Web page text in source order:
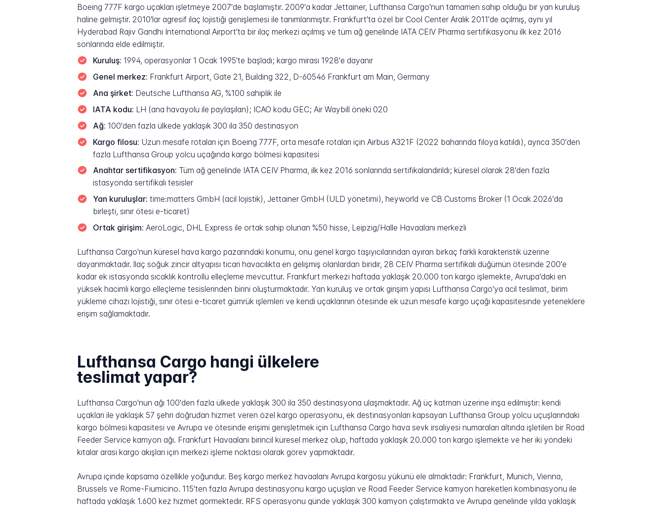
Boeing 777F kargo uçakları işletmeye 2007'de başlamıştır. 2009'a kadar Jettainer, Lufthansa Cargo'nun tamamen sahip olduğu bir yan kuruluş
haline gelmiştir. 2010'lar agresif ilaç lojistiği genişlemesi ile tanımlanmıştır. Frankfurt'ta özel bir Cool Center Aralık 2011'de açılmış, aynı yıl
Hyderabad Rajiv Gandhi International Airport'ta bir ilaç merkezi açılmış ve tüm ağ genelinde IATA CEIV Pharma sertifikasyonu ilk kez 2016
sonlarında elde edilmiştir.
Kuruluş: 1994, operasyonlar 1 Ocak 1995'te başladı; kargo mirası 1928'e dayanır
Genel merkez: Frankfurt Airport, Gate 21, Building 322, D-60546 Frankfurt am Main, Germany
Ana şirket: Deutsche Lufthansa AG, %100 sahiplik ile
IATA kodu: LH (ana havayolu ile paylaşılan); ICAO kodu GEC; Air Waybill öneki 020
Ağ: 100'den fazla ülkede yaklaşık 300 ila 350 destinasyon
Kargo filosu: Uzun mesafe rotaları için Boeing 777F, orta mesafe rotaları için Airbus A321F (2022 baharında filoya katıldı), ayrıca 350'den
fazla Lufthansa Group yolcu uçağında kargo bölmesi kapasitesi
Anahtar sertifikasyon: Tüm ağ genelinde IATA CEIV Pharma, ilk kez 2016 sonlarında sertifikalandırıldı; küresel olarak 28'den fazla
istasyonda sertifikalı tesisler
Yan kuruluşlar: time:matters GmbH (acil lojistik), Jettainer GmbH (ULD yönetimi), heyworld ve CB Customs Broker (1 Ocak 2026'da
birleşti, sınır ötesi e-ticaret)
Ortak girişim: AeroLogic, DHL Express ile ortak sahip olunan %50 hisse, Leipzig/Halle Havaalanı merkezli
Lufthansa Cargo'nun küresel hava kargo pazarındaki konumu, onu genel kargo taşıyıcılarından ayıran birkaç farklı karakteristik üzerine
dayanmaktadır. İlaç soğuk zincir altyapısı ticari havacılıkta en gelişmiş olanlardan biridir, 28 CEIV Pharma sertifikalı düğümün ötesinde 200'e
kadar ek istasyonda sıcaklık kontrollü elleçleme mevcuttur. Frankfurt merkezi haftada yaklaşık 20.000 ton kargo işlemekte, Avrupa'daki en
yüksek hacimli kargo elleçleme tesislerinden birini oluşturmaktadır. Yan kuruluş ve ortak girişim yapısı Lufthansa Cargo'ya acil teslimat, birim
yükleme cihazı lojistiği, sınır ötesi e-ticaret gümrük işlemleri ve kendi uçaklarının ötesinde ek uzun mesafe kargo uçağı kapasitesinde yeteneklere
erişim sağlamaktadır.
Lufthansa Cargo hangi ülkelere
teslimat yapar?
Lufthansa Cargo'nun ağı 100'den fazla ülkede yaklaşık 300 ila 350 destinasyona ulaşmaktadır. Ağ üç katman üzerine inşa edilmiştir: kendi
uçakları ile yaklaşık 57 şehri doğrudan hizmet veren özel kargo operasyonu, ek destinasyonları kapsayan Lufthansa Group yolcu uçuşlarındaki
kargo bölmesi kapasitesi ve Avrupa ve ötesinde erişimi genişletmek için Lufthansa Cargo hava sevk irsaliyesi numaraları altında işletilen bir Road
Feeder Service kamyon ağı. Frankfurt Havaalanı birincil küresel merkez olup, haftada yaklaşık 20.000 ton kargo işlemekte ve her iki yöndeki
kıtalar arası kargo akışları için merkezi işleme noktası olarak görev yapmaktadır.
Avrupa içinde kapsama özellikle yoğundur. Beş kargo merkez havaalanı Avrupa kargosu yükünü ele almaktadır: Frankfurt, Munich, Vienna,
Brussels ve Rome-Fiumicino. 115'ten fazla Avrupa destinasyonu kargo uçuşları ve Road Feeder Service kamyon hareketleri kombinasyonu ile
haftada yaklaşık 1.600 kez hizmet görmektedir. RFS operasyonu günde yaklaşık 300 kamyon çalıştırmakta ve Avrupa genelinde yılda yaklaşık